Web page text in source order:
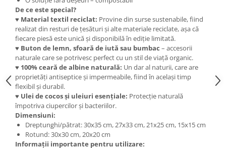
Suport bijuterii
Semn de carte
Accesorii
Produse personalizate (mărturii)
Produse zero waste
Săculeț de depozitare pentru pâine
Ambalaj cu ceară de albine pentru
alimente
Șervețel ecologic pentru sandiș
Săculeț pentru ronțăieli
De ce este special?
♥ Material textil reciclat: Provine din surse sustenabile, fiind
realizat din resturi de țesături și alte materiale reciclate, așa că
fiecare piesă este unică și disponibilă în ediție limitată.
♥ Buton de lemn, sfoară de iută sau bumbac – accesorii
naturale care se potrivesc perfect cu un stil de viață organic.
♥ 100% ceară de albine naturală: Un dar al naturii, care are
proprietăți antiseptice și impermeabile, fiind în același timp
flexibil și durabil.
♥ Ulei de cocos și uleiuri esențiale: Protecție naturală
împotriva ciupercilor și bacteriilor.
Dimensiuni:
Dreptunghi/pătrat: 30x35 cm, 27x33 cm, 21x25 cm, 15x15 cm
Rotund: 30x30 cm, 20x20 cm
Informații importante pentru utilizare: